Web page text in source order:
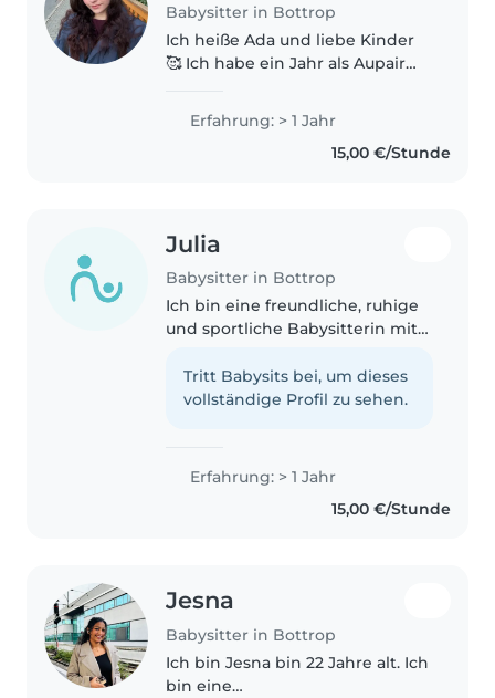
Babysitter in Bottrop
Ich heiße Ada und liebe Kinder
🥰 Ich habe ein Jahr als Aupair
sind, gleichzeitig gekümmert.
Ich spiele gerne mit Kindern,..
Erfahrung: > 1 Jahr
15,00 €/Stunde
Julia
Babysitter in Bottrop
Ich bin eine freundliche, ruhige
und sportliche Babysitterin mit
Betreuung von Kleinkindern,
Vorschulkindern und
Tritt Babysits bei, um dieses
vollständige Profil zu sehen.
Erfahrung: > 1 Jahr
15,00 €/Stunde
Jesna
Babysitter in Bottrop
Ich bin Jesna bin 22 Jahre alt. Ich
bin eine